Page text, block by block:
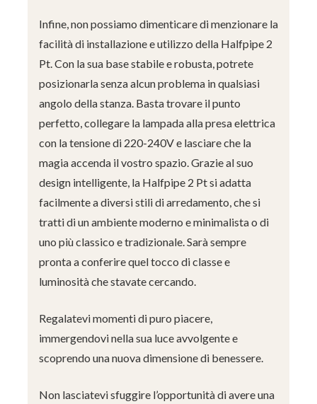
Infine, non possiamo dimenticare di menzionare la
facilità di installazione e utilizzo della Halfpipe 2
Pt. Con la sua base stabile e robusta, potrete
posizionarla senza alcun problema in qualsiasi
angolo della stanza. Basta trovare il punto
perfetto, collegare la lampada alla presa elettrica
con la tensione di 220-240V e lasciare che la
magia accenda il vostro spazio. Grazie al suo
design intelligente, la Halfpipe 2 Pt si adatta
facilmente a diversi stili di arredamento, che si
tratti di un ambiente moderno e minimalista o di
uno più classico e tradizionale. Sarà sempre
pronta a conferire quel tocco di classe e
luminosità che stavate cercando.
Regalatevi momenti di puro piacere,
immergendovi nella sua luce avvolgente e
scoprendo una nuova dimensione di benessere.
Non lasciatevi sfuggire l’opportunità di avere una